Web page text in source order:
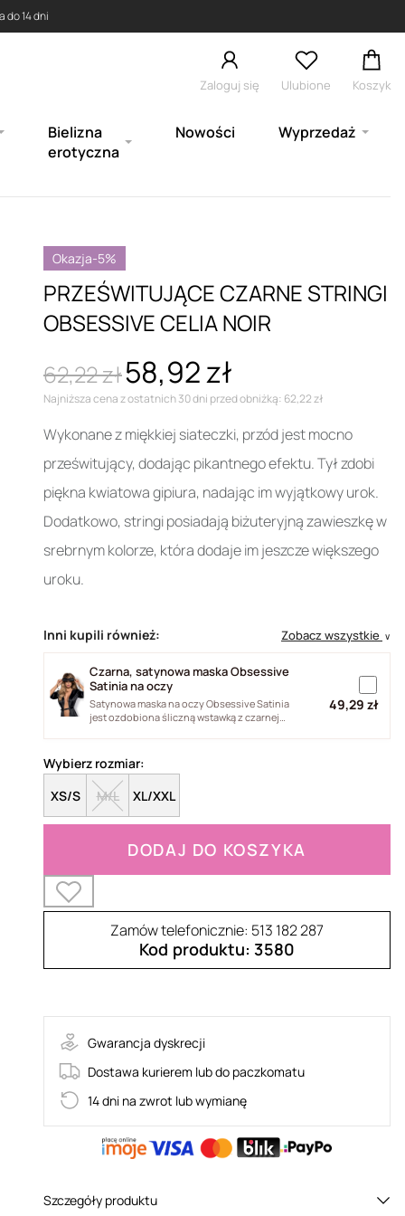
do 14 dni
Zaloguj się Ulubione Koszyk
Bielizna
erotyczna
Nowości Wyprzedaż
Okazja-5%
PRZEŚWITUJĄCE CZARNE STRINGI
OBSESSIVE CELIA NOIR
62,22 zł58,92 zł
Najniższa cena z ostatnich 30 dni przed obniżką: 62,22 zł
Wykonane z miękkiej siateczki, przód jest mocno
prześwitujący, dodając pikantnego efektu. Tył zdobi
piękna kwiatowa gipiura, nadając im wyjątkowy urok.
Dodatkowo, stringi posiadają biżuteryjną zawieszkę w
srebrnym kolorze, która dodaje im jeszcze większego
uroku.
Inni kupili również: Zobacz wszystkie ∨
Czarna, satynowa maska Obsessive
Satinia na oczy
Satynowa maska na oczy Obsessive Satinia
jest ozdobiona śliczną wstawką z czarnej
49,29 zł
Wybierz rozmiar:
XS/S
M/L XL/XXL
DODAJ DO KOSZYKA
Zamów telefonicznie: 513 182 287
Kod produktu: 3580
Gwarancja dyskrecji
Dostawa kurierem lub do paczkomatu
14 dni na zwrot lub wymianę
Szczegóły produktu